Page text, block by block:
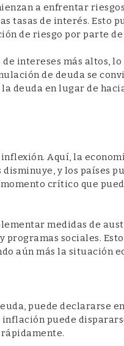
a enfrentar
tasas de interés. Esto
de riesgo por parte
de intereses más altos,
de deuda se
deuda en lugar de
Aquí, la
y los países
crítico que
medidas de
sociales.
aún más la situación
puede declararse
puede